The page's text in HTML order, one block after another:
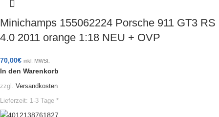
Minichamps 155062224 Porsche 911 GT3 RS
4.0 2011 orange 1:18 NEU + OVP
70,00€ inkl. MWSt.
In den Warenkorb
zzgl. Versandkosten
Lieferzeit: 1-3 Tage *